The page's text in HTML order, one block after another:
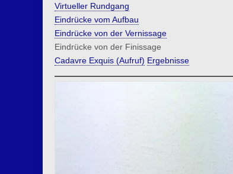
Virtueller Rundgang
Eindrücke vom Aufbau
Eindrücke von der Vernissage
Eindrücke von der Finissage
Cadavre Exquis (Aufruf) Ergebnisse